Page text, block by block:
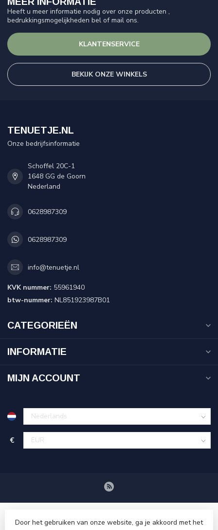
Heeft u meer informatie nodig over onze producten ,
bedrukkingsmogelijkheden bel of mail ons.
KLANTENSERVICE
BEKIJK ONZE WINKELS
TENUETJE.NL
Onze bedrijfsinformatie
Schoffel 20C-1
1648 GG de Goorn
Nederland
0628987309
0628987309
info@tenuetje.nl
KVK nummer: 55961940
btw-nummer: NL851923987B01
CATEGORIEËN
INFORMATIE
MIJN ACCOUNT
€
Door het gebruiken van onze website, ga je akkoord met het